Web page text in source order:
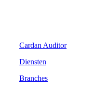
Cardan Auditor
Diensten
Branches